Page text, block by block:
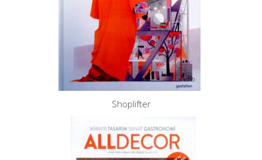
Shoplifter